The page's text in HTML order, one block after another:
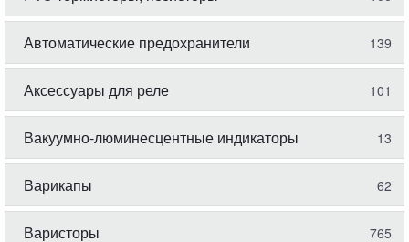
Автоматические предохранители 139
Аксессуары для реле 101
Вакуумно-люминесцентные индикаторы 13
Варикапы 62
Варисторы 765